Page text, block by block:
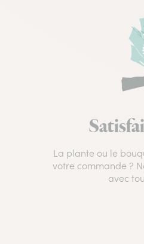
La plante ou le
votre commande ?
avec